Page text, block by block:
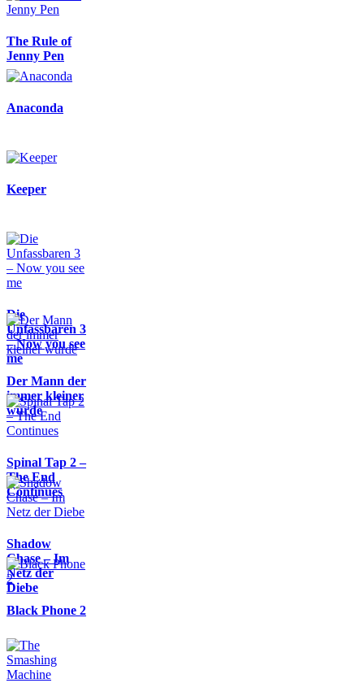
The Rule of
Jenny Pen
Anaconda
Keeper
Die
Unfassbaren 3
– Now you see
me
Der Mann der
immer kleiner
wurde
Spinal Tap 2 –
The End
Continues
Shadow
Chase – Im
Netz der
Diebe
Black Phone 2